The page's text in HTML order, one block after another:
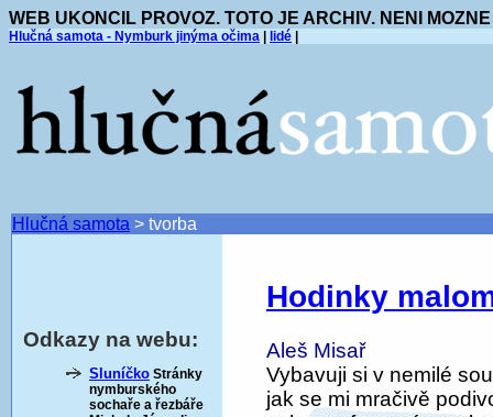
WEB UKONCIL PROVOZ. TOTO JE ARCHIV. NENI
Hlučná samota - Nymburk jinýma očima lidé
Hlučná samota > tvorba
Odkazy na webu:
Sluníčko Stránky
nymburského
sochaře a řezbáře
Hodinky
Aleš Misař
Vybavuji si v nemilé
jak se mi mračivě